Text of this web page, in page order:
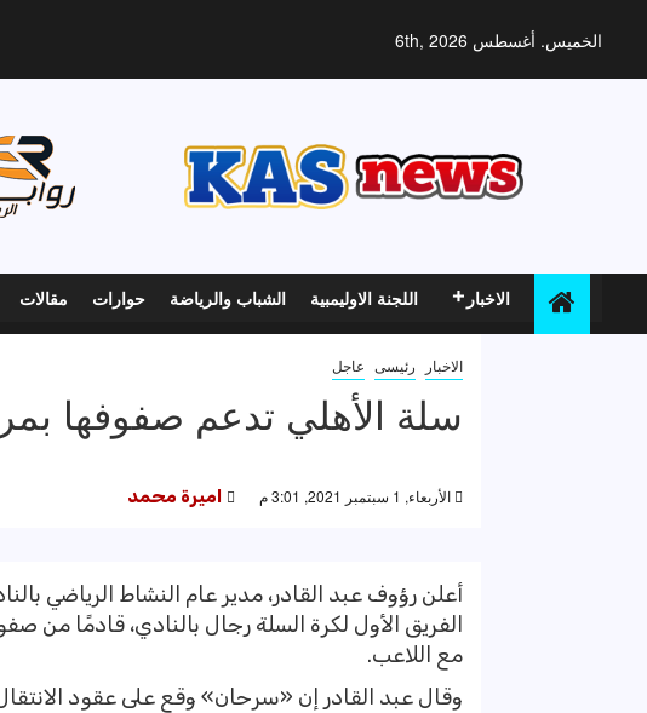
الخميس. أغسطس 6th, 2026
الاخبار اللجنة الاوليمبية الشباب والرياضة حوارات مقالات
الاخبار رئيسى عاجل
سلة الأهلي تدعم صفوفها
الأربعاء, 1 سبتمبر 2021, 3:01 م اميرة محمد
أعلن رؤوف عبد القادر، مدير عام النشاط الرياضي
الفريق الأول لكرة السلة رجال بالنادي، قادمًا من
مع اللاعب.